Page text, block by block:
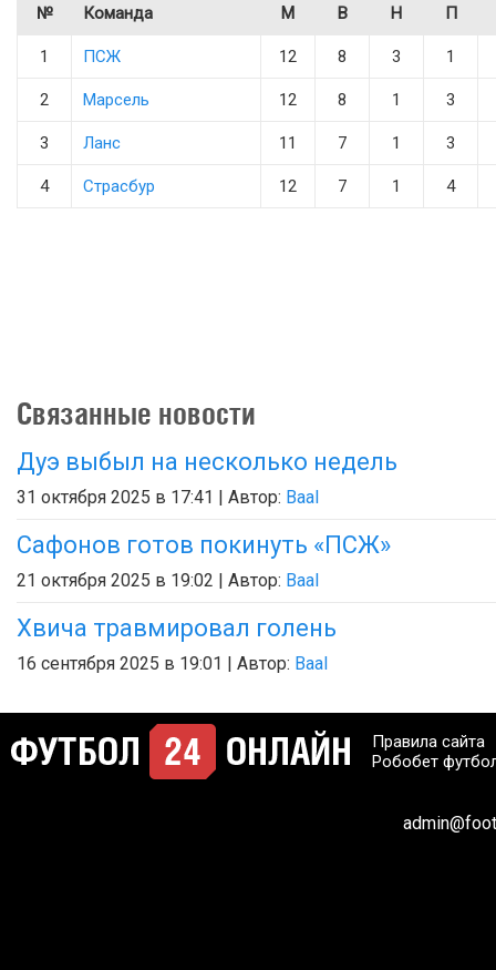
№ Команда М В Н П
1 ПСЖ 12 8 3 1
2 Марсель 12 8 1 3
3 Ланс 11 7 1 3
4 Страсбур 12 7 1 4
Связанные новости
Дуэ выбыл на несколько недель
31 октября 2025 в 17:41 | Автор: Baal
Сафонов готов покинуть «ПСЖ»
21 октября 2025 в 19:02 | Автор: Baal
Хвича травмировал голень
16 сентября 2025 в 19:01 | Автор: Baal
Правила сайта
Робобет